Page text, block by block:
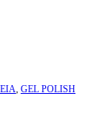
, GEL POLISH